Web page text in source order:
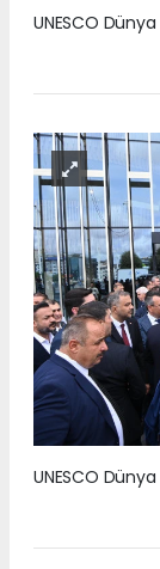
UNESCO
UNESCO